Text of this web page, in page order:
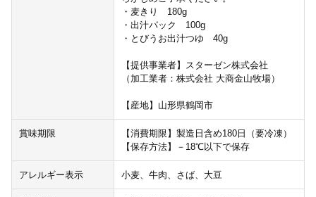
・麦きり 180g
・出汁パック 100g
・とびうお出汁つゆ 40g
【提供事業者】スターゼン株式会社
（加工業者：株式会社 大商金山牧場）
【産地】山形県鶴岡市
賞味期限
【消費期限】製造日含め180日（要冷凍）
【保存方法】－18℃以下で保存
アレルギー表示 小麦、牛肉、さば、大豆